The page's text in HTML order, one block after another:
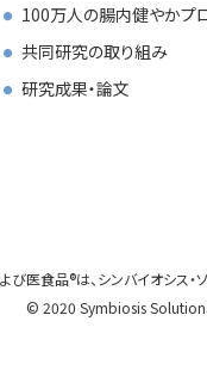
100万人の腸内健やかプ
共同研究の取り組み
研究成果・論文
び医食品 は、 シンバイオシス・
© 2020 Symbiosis